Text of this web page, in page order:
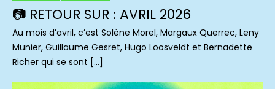
📷 RETOUR SUR : AVRIL 2026
Au mois d’avril, c’est Solène Morel, Margaux Querrec, Leny
Munier, Guillaume Gesret, Hugo Loosveldt et Bernadette
Richer qui se sont […]